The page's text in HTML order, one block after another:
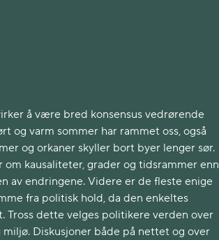
å være bred konsensus vedrørende
og varm sommer har rammet oss, også
og orkaner skyller bort byer lenger sør.
kausaliteter, grader og tidsrammer enn
av endringene. Videre er de fleste enige
fra politisk hold, da den enkeltes
Tross dette velges politikere verden over
Diskusjoner både på nettet og over